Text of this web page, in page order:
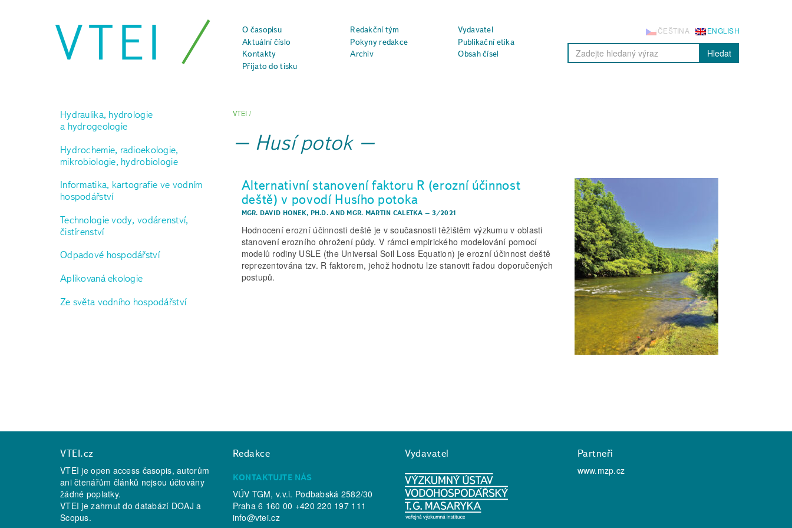
VTEI O časopisu Redakční tým
Vydavatel
Aktuální číslo
Pokyny redakce
Publikační etika
Kontakty
Archiv
Obsah čísel
Přijato do tisku
ENGLISH
ČEŠTINA
Hledat
Hydraulika, hydrologie
a hydrogeologie
Hydrochemie, radioekologie,
mikrobiologie, hydrobiologie
Informatika, kartografie ve vodním
hospodářství
Technologie vody, vodárenství,
čistírenství
Odpadové hospodářství
Aplikovaná ekologie
Ze světa vodního hospodářství
VTEI /
Husí potok
Alternativní stanovení faktoru R (erozní účinnost
deště) v povodí Husího potoka
MGR. DAVID HONEK, PH.D.AND MGR. MARTIN CALETKA – 3/2021
Hodnocení erozní účinnosti deště je v současnosti těžištěm výzkumu v oblasti
stanovení erozního ohrožení půdy. V rámci empirického modelování pomocí
modelů rodiny USLE (the Universal Soil Loss Equation) je erozní účinnost deště
reprezentována tzv. R faktorem, jehož hodnotu lze stanovit řadou doporučených
postupů.
VTEI.cz
VTEI je open access časopis, autorům
ani čtenářům článků nejsou účtovány
žádné poplatky.
VTEI je zahrnut do databází DOAJ a
Scopus.
Redakce
KONTAKTUJTE NÁS
VÚV TGM, v.v.i. Podbabská 2582/30
Praha 6 160 00 +420 220 197 111
info@vtei.cz
Vydavatel
Partneři
www.mzp.cz